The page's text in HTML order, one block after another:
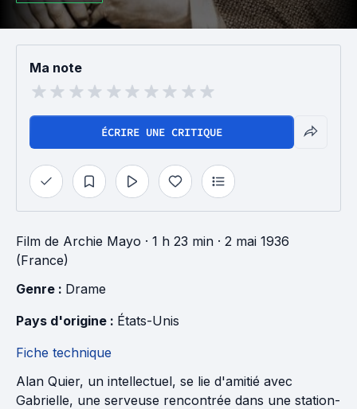
Ma note
ÉCRIRE UNE CRITIQUE
Film de Archie Mayo · 1 h 23 min · 2 mai 1936
(France)
Genre : Drame
Pays d'origine : États-Unis
Fiche technique
Alan Quier, un intellectuel, se lie d'amitié avec
Gabrielle, une serveuse rencontrée dans une station-